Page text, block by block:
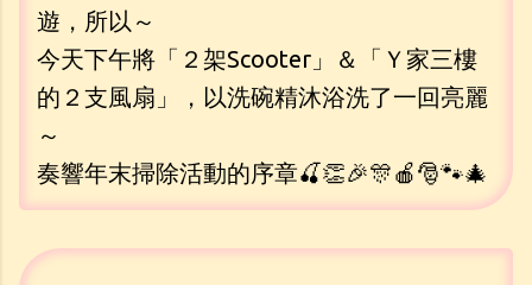
遊，所以～
今天下午將「２架Scooter」＆「Ｙ家三樓
的２支風扇」，以洗碗精沐浴洗了一回亮麗
～
奏響年末掃除活動的序章🍒👏🎉🎊🍎🎅🐾🎄